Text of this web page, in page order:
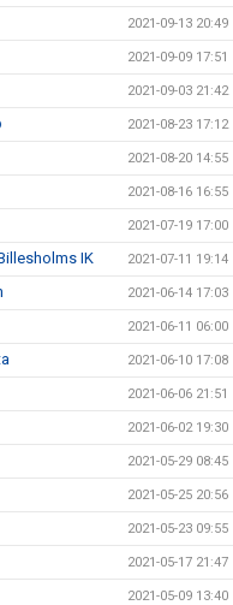
2021-09-13 20:49
2021-09-09 17:51
2021-09-03 21:42
2021-08-23 17:12
2021-08-20 14:55
2021-08-16 16:55
2021-07-19 17:00
IK 2021-07-11 19:14
2021-06-14 17:03
2021-06-11 06:00
2021-06-10 17:08
2021-06-06 21:51
2021-06-02 19:30
2021-05-29 08:45
2021-05-25 20:56
2021-05-23 09:55
2021-05-17 21:47
2021-05-09 13:40